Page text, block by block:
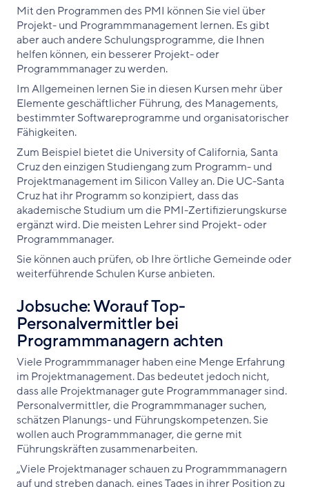
Mit den Programmen des PMI können Sie viel über
Projekt- und Programmmanagement lernen. Es gibt
aber auch andere Schulungsprogramme, die Ihnen
helfen können, ein besserer Projekt- oder
Programmmanager zu werden.
Im Allgemeinen lernen Sie in diesen Kursen mehr über
Elemente geschäftlicher Führung, des Managements,
bestimmter Softwareprogramme und organisatorischer
Fähigkeiten.
Zum Beispiel bietet die University of California, Santa
Cruz den einzigen Studiengang zum Programm- und
Projektmanagement im Silicon Valley an. Die UC-Santa
Cruz hat ihr Programm so konzipiert, dass das
akademische Studium um die PMI-Zertifizierungskurse
ergänzt wird. Die meisten Lehrer sind Projekt- oder
Programmmanager.
Sie können auch prüfen, ob Ihre örtliche Gemeinde oder
weiterführende Schulen Kurse anbieten.
Jobsuche: Worauf Top-
Personalvermittler bei
Programmmanagern achten
Viele Programmmanager haben eine Menge Erfahrung
im Projektmanagement. Das bedeutet jedoch nicht,
dass alle Projektmanager gute Programmmanager sind.
Personalvermittler, die Programmmanager suchen,
schätzen Planungs- und Führungskompetenzen. Sie
wollen auch Programmmanager, die gerne mit
Führungskräften zusammenarbeiten.
„Viele Projektmanager schauen zu Programmmanagern
auf und streben danach, eines Tages in ihrer Position zu